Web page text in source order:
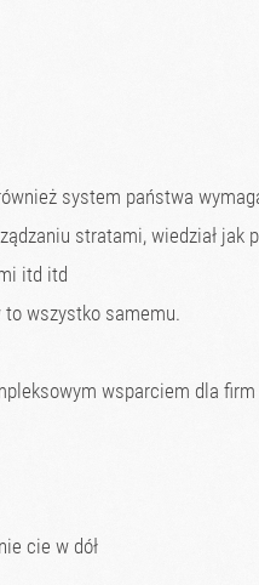
system państwa
stratami, wiedział
itd itd
wszystko samemu.
wsparciem dla firm
cie w dół